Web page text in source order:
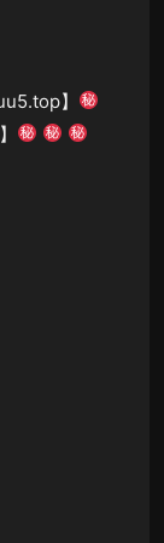
】